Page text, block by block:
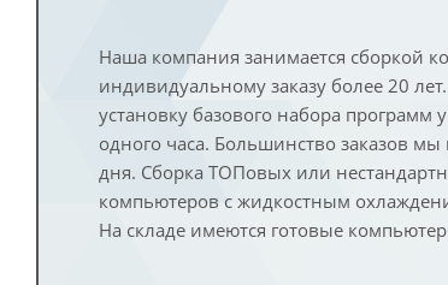
Наша компания занимается сборкой
индивидуальному заказу более 20
установку базового набора программ
одного часа. Большинство заказов
дня. Сборка ТОПовых или
компьютеров с жидкостным
На складе имеются готовые